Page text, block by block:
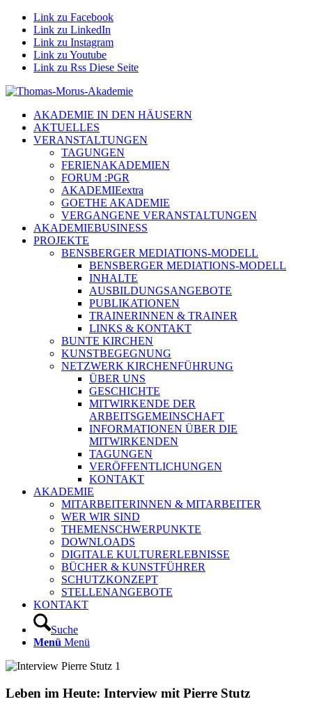
Link zu Facebook
Link zu LinkedIn
Link zu Instagram
Link zu Youtube
Link zu Rss Diese Seite
AKADEMIE IN DEN HÄUSERN
AKTUELLES
VERANSTALTUNGEN
TAGUNGEN
FERIENAKADEMIEN
FORUM :PGR
AKADEMIEextra
GOETHE AKADEMIE
VERGANGENE VERANSTALTUNGEN
AKADEMIEBUSINESS
PROJEKTE
BENSBERGER MEDIATIONS-MODELL
BENSBERGER MEDIATIONS-MODELL
INHALTE
AUSBILDUNGSANGEBOTE
PUBLIKATIONEN
TRAINERINNEN & TRAINER
LINKS & KONTAKT
BUNTE KIRCHEN
KUNSTBEGEGNUNG
NETZWERK KIRCHENFÜHRUNG
ÜBER UNS
GESCHICHTE
MITWIRKENDE DER
ARBEITSGEMEINSCHAFT
INFORMATIONEN ÜBER DIE
MITWIRKENDEN
TAGUNGEN
VERÖFFENTLICHUNGEN
KONTAKT
AKADEMIE
MITARBEITERINNEN & MITARBEITER
WER WIR SIND
THEMENSCHWERPUNKTE
DOWNLOADS
DIGITALE KULTURERLEBNISSE
BÜCHER & KUNSTFÜHRER
SCHUTZKONZEPT
STELLENANGEBOTE
KONTAKT
Suche
Menü Menü
Leben im Heute: Interview mit Pierre Stutz